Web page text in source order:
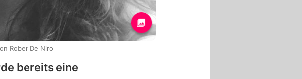
bereits eine
Rober De Niro